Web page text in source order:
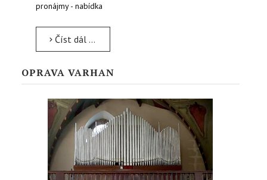
pronájmy - nabídka
Číst dál …
OPRAVA VARHAN